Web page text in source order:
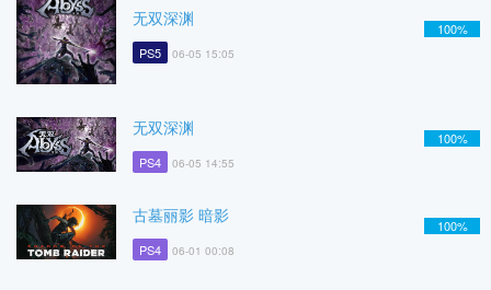
无双深渊
PS5 06-05 15:05
100%
无双深渊
PS4 06-05 14:55
100%
古墓丽影 暗影
PS4 06-01 00:08
100%